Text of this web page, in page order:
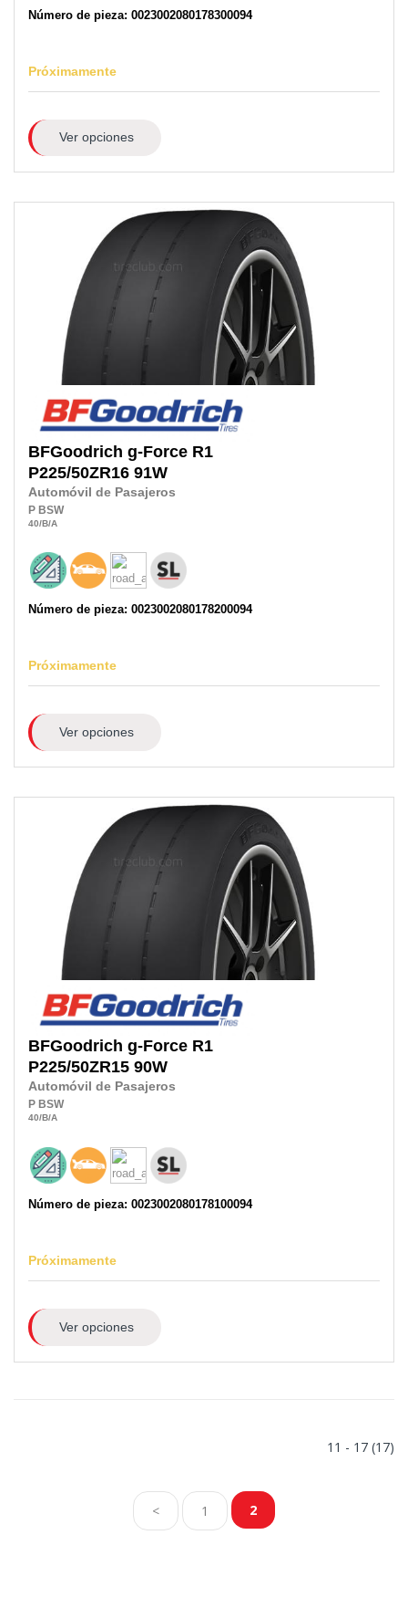
Número de pieza: 0023002080178300094
Próximamente
Ver opciones
BFGoodrich g-Force R1
P225/50ZR16 91W
Automóvil de Pasajeros
P BSW
40/B/A
Número de pieza: 0023002080178200094
Próximamente
Ver opciones
BFGoodrich g-Force R1
P225/50ZR15 90W
Automóvil de Pasajeros
P BSW
40/B/A
Número de pieza: 0023002080178100094
Próximamente
Ver opciones
11 - 17 (17)
< 1 2